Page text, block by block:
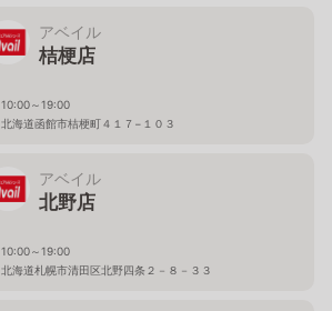
アベイル
桔梗店
10:00～19:00
北海道函館市桔梗町４１７−１０３
アベイル
北野店
10:00～19:00
北海道札幌市清田区北野四条２－８－３３